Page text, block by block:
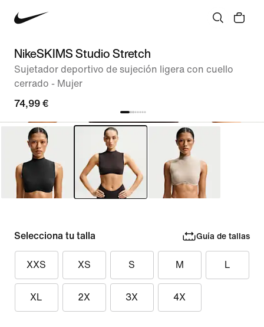
NikeSKIMS Studio Stretch
Sujetador deportivo de sujeción ligera con cuello
cerrado - Mujer
74,99 €
Selecciona tu talla Guía de tallas
XXS XS S M L
XL 2X 3X 4X